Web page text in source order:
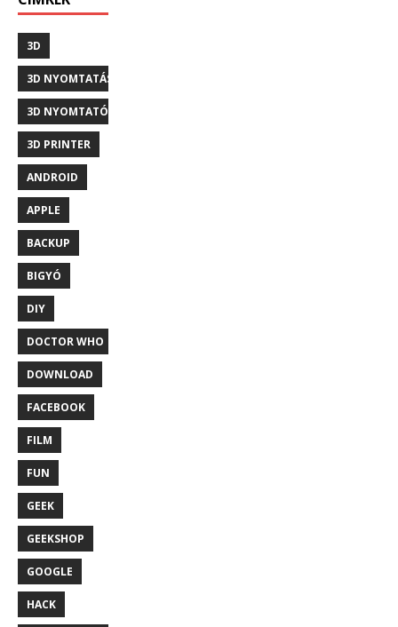
3D
3D NYOMTATÁS
3D NYOMTATÓ
3D PRINTER
ANDROID
APPLE
BACKUP
BIGYÓ
DIY
DOCTOR WHO
DOWNLOAD
FACEBOOK
FILM
FUN
GEEK
GEEKSHOP
GOOGLE
HACK